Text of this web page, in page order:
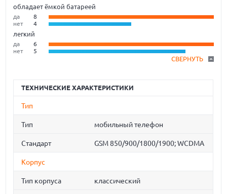
обладает ёмкой батареей
да
8
нет
4
легкий
да
6
нет
5
СВЕРНУТЬ
ТЕХНИЧЕСКИЕ ХАРАКТЕРИСТИКИ
Тип
Тип мобильный телефон
Стандарт GSM 850/900/1800/1900; WCDMA
Корпус
Тип корпуса классический